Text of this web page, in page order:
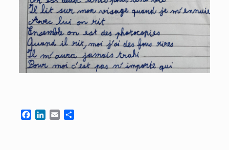
Facebook
LinkedIn
EmailPartager